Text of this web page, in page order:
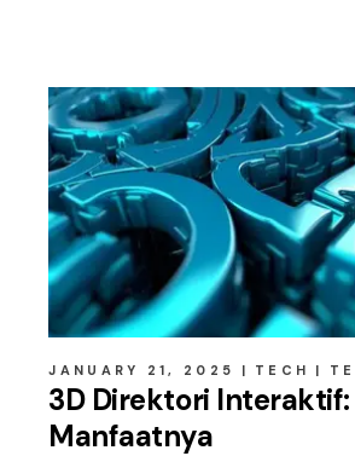
JANUARY 21, 2025 TECH
3D Direktori Interaktif:
Manfaatnya